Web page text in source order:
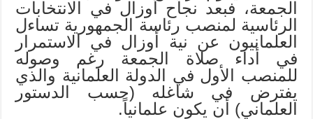
الجمعة، فبعد نجاح أوزال في الانتخابات
الرئاسية لمنصب رئاسة الجمهورية تساءل
العلمانيون عن نية أوزال في الاستمرار
في أداء صلاة الجمعة رغم وصوله
للمنصب الأول في الدولة العلمانية والذي
يفترض في شاغله (حسب الدستور
العلماني) أن يكون علمانياً.